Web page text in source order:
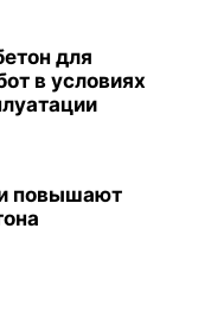
для
в условиях
повышают